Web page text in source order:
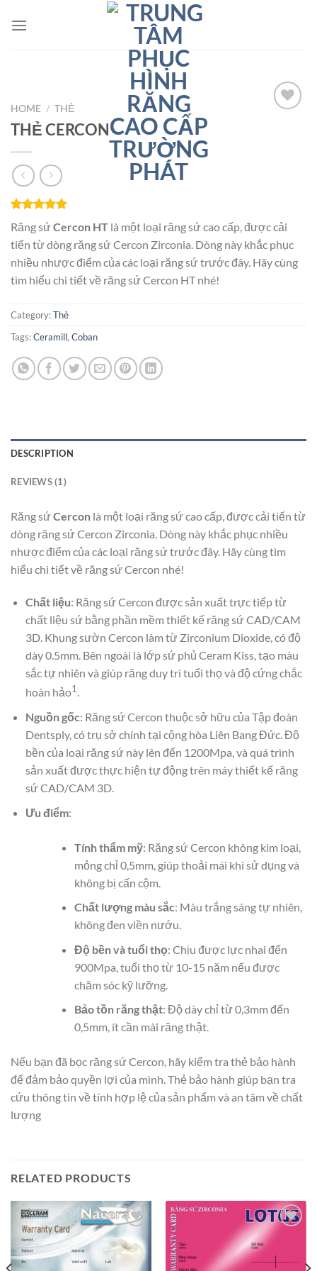
đến
HOME / THẺ
THẺ CERCON
Rated
5.00
out of 5
based on
1
customer
rating
Răng sứCercon HT là một loại răng sứ cao cấp, được cải
tiến từ dòng răng sứ Cercon Zirconia. Dòng này khắc phục
nhiều nhược điểm của các loại răng sứ trước đây. Hãy cùng
tìm hiểu chi tiết về răng sứ Cercon HT nhé!
Category:Thẻ
Tags:Ceramill, Coban
DESCRIPTION
REVIEWS (1)
Răng sứCercon là một loại răng sứ cao cấp, được cải tiến từ
dòng răng sứ Cercon Zirconia. Dòng này khắc phục nhiều
nhược điểm của các loại răng sứ trước đây. Hãy cùng tìm
hiểu chi tiết về răng sứ Cercon nhé!
Chất liệu: Răng sứ Cercon được sản xuất trực tiếp từ
chất liệu sứ bằng phần mềm thiết kế răng sứ CAD/CAM
3D. Khung sườn Cercon làm từ Zirconium Dioxide, có độ
dày 0.5mm. Bên ngoài là lớp sứ phủ Ceram Kiss, tạo màu
sắc tự nhiên và giúp răng duy trì tuổi thọ và độ cứng chắc
hoàn hảo1 .
Nguồn gốc: Răng sứ Cercon thuộc sở hữu của Tập đoàn
Dentsply, có trụ sở chính tại cộng hòa Liên Bang Đức. Độ
bền của loại răng sứ này lên đến 1200Mpa, và quá trình
sản xuất được thực hiện tự động trên máy thiết kế răng
sứ CAD/CAM 3D.
Ưu điểm:
Tính thẩm mỹ: Răng sứ Cercon không kim loại,
mỏng chỉ 0,5mm, giúp thoải mái khi sử dụng và
không bị cấn cộm.
Chất lượng màu sắc: Màu trắng sáng tự nhiên,
không đen viền nướu.
Độ bền và tuổi thọ: Chịu được lực nhai đến
900Mpa, tuổi thọ từ 10-15 năm nếu được
chăm sóc kỹ lưỡng.
Bảo tồn răng thật: Độ dày chỉ từ 0,3mm đến
0,5mm, ít cần mài răng thật.
Nếu bạn đã bọc răng sứ Cercon, hãy kiểm tra thẻ bảo hành
để đảm bảo quyền lợi của mình. Thẻ bảo hành giúp bạn tra
cứu thông tin về tính hợp lệ của sản phẩm và an tâm về chất
lượng
RELATED PRODUCTS
Add to
Add to